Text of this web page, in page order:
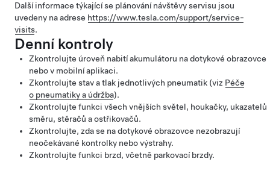
Další informace týkající se plánování návštěvy servisu jsou
uvedeny na adrese https://www.tesla.com/support/service-
visits.
Denní kontroly
Zkontrolujte úroveň nabití akumulátoru nadotykové obrazovce
nebo v mobilní aplikaci.
Zkontrolujte stav a tlak jednotlivých pneumatik (viz Péče
o pneumatiky a údržba).
Zkontrolujte funkci všech vnějších světel, houkačky, ukazatelů
směru, stěračů a ostřikovačů.
Zkontrolujte, zda se na dotykové obrazovce nezobrazují
neočekávané kontrolky nebo výstrahy.
Zkontrolujte funkci brzd, včetně parkovací brzdy.